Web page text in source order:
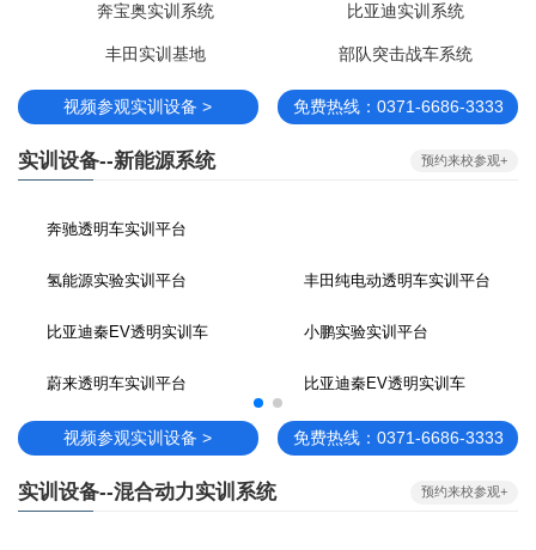
奔宝奥实训系统 比亚迪实训系统
丰田实训基地 部队突击战车系统
视频参观实训设备 > 免费热线：0371-6686-3333
实训设备--新能源系统 预约来校参观+
奔驰透明车实训平台
氢能源实验实训平台 丰田纯电动透明车实训平台
比亚迪秦EV透明实训车 小鹏实验实训平台
蔚来透明车实训平台 比亚迪秦EV透明实训车
视频参观实训设备 > 免费热线：0371-6686-3333
实训设备--混合动力实训系统 预约来校参观+